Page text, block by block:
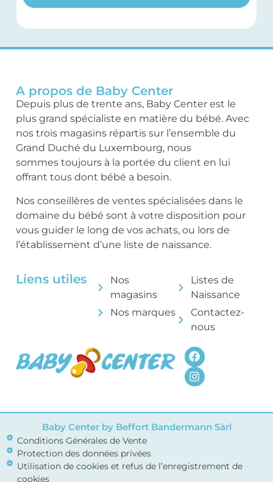
A propos de Baby Center
Depuis plus de trente ans, Baby Center est le
plus grand spécialiste en matière du bébé. Avec
nos trois magasins répartis sur l’ensemble du
Grand Duché du Luxembourg, nous
sommes toujours à la portée du client en lui
offrant tous dont bébé a besoin.
Nos conseillères de ventes spécialisées dans le
domaine du bébé sont à votre disposition pour
vous guider le long de vos achats, ou lors de
l’établissement d’une liste de naissance.
Liens utiles
Nos
magasins
Nos marques
Listes de
Naissance
Contactez-
nous
Baby Center by Beffort Bandermann Sàrl
Conditions Générales de Vente
Protection des données privées
Utilisation de cookies et refus de l’enregistrement de
cookies